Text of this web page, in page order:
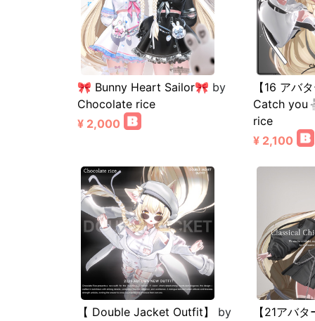
🎀 Bunny Heart Sailor🎀 by
Chocolate rice
¥ 2,000
【16 アバ
Catch
rice
¥ 2,100
【 Double Jacket Outfit】
by
【21アバ